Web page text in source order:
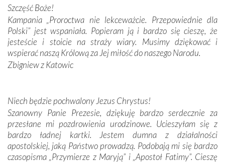
Podczas tej kilkudniowej wyprawy na każdym kroku
spotykaliśmy się z serdeczną otwartością
Portugalczyków. Podziwialiśmy ich ludową sztukę i
zwyczaje. Mimo że nasze kraje są od siebie bardzo
oddalone, w żaden sposób nie czuliśmy się obco.
Sprawiła to oczywiście sama Matka Boża, ale też
kulturowa bliskość biorąca swój początek w naszej
mieliśmy okazję przekonać się, że Maryja swoją opieką
otacza nie tylko nasz naród, lecz wszystkie nacje, które
się Jej ufnie oddają, a także każdą osobę, która zawierza
Jej siebie oraz swych bliskich.
Szczęść Boże!
Kampania „Proroctwa nie lekceważcie. Przepowiednie dla
Polski” jest wspaniała. Popieram ją i bardzo się cieszę, że
jesteście i stoicie na straży wiary. Musimy dziękować i
wspierać naszą Królową za Jej miłość do naszego Narodu.
Zbigniew z Katowic
Niech będzie pochwalony Jezus Chrystus!
Szanowny Panie Prezesie, dziękuję bardzo serdecznie za
przesłane mi pozdrowienia urodzinowe. Ucieszyłam się z
bardzo ładnej kartki. Jestem dumna z działalności
apostolskiej, jaką Państwo prowadzą. Podobają mi się bardzo
czasopisma „Przymierze z Maryją” i „Apostoł Fatimy”. Cieszę